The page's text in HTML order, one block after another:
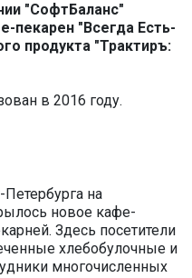
"СофтБаланс"
пекарен "Всегда Есть-
продукта "Трактиръ:
в 2016 году.
на
новое кафе-
Здесь посетители
хлебобулочные и
многочисленных